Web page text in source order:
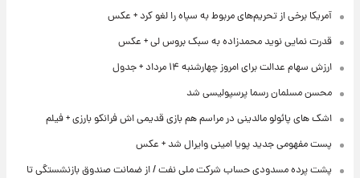
آمریکا برخی از تحریم‌های مربوط به سپاه را لغو کرد + عکس
قدرت نمایی نوید محمدزاده به سبک بروس لی + عکس
ارزش سهام عدالت برای امروز چهارشنبه ۱۴ مرداد + جدول
محسن مسلمان رسما پرسپولیسی شد
اشک های پائولو مالدینی در مراسم هم بازی قدیمی اش فرانکو بارزی + فیلم
پست مفهومی جدید پویا امینی وایرال شد + عکس
پشت پرده‌ مسدودی حساب شرکت ملی نفت / از ضمانت صندوق بازنشستگی تا